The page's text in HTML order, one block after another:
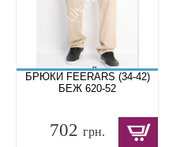
БРЮКИ FEERARS (34-42)
БЕЖ 620-52
702 грн.